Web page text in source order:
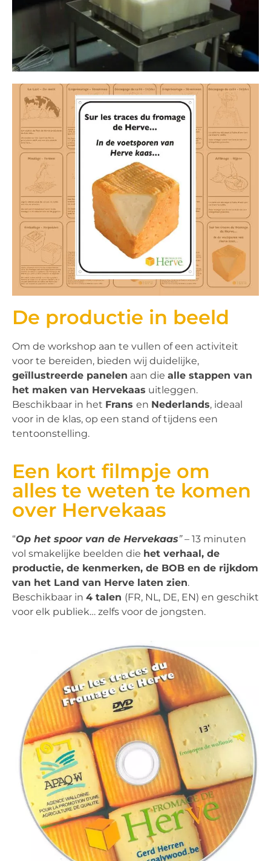
De productie in beeld
Om de workshop aan te vullen of een activiteit
voor te bereiden, bieden wij duidelijke,
geïllustreerde panelen aan die alle stappen van
het maken van Hervekaas uitleggen.
Beschikbaar in het Frans en Nederlands, ideaal
voor in de klas, op een stand of tijdens een
tentoonstelling.
Een kort filmpje om
alles te weten te komen
over Hervekaas
“Op het spoor van de Hervekaas”– 13 minuten
vol smakelijke beelden die het verhaal, de
productie, de kenmerken, de BOB en de rijkdom
van het Land van Herve laten zien.
Beschikbaar in 4 talen (FR, NL, DE, EN) en geschikt
voor elk publiek… zelfs voor de jongsten.